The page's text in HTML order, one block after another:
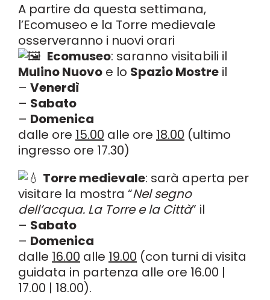
A partire da questa settimana,
l’Ecomuseo e la Torre medievale
osserveranno i nuovi orari
Ecomuseo: saranno visitabili il
Mulino Nuovo e lo Spazio Mostre il
– Venerdì
– Sabato
– Domenica
dalle ore 15.00 alle ore 18.00 (ultimo
ingresso ore 17.30)
Torre medievale: sarà aperta per
visitare la mostra “Nel segno
dell’acqua. La Torre e la Città” il
– Sabato
– Domenica
dalle 16.00 alle 19.00 (con turni di visita
guidata in partenza alle ore 16.00 |
17.00 | 18.00).